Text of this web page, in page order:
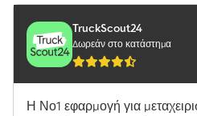
TruckScout24
Δωρεάν στο κατάστημα
Η Νο1 εφαρμογή για